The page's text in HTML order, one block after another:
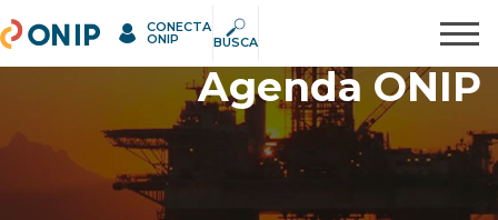
Pesquisar
ONIP CONECTA
ONIP BUSCA
Agenda ONIP